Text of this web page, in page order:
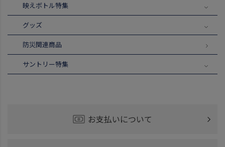
映えボトル特集
グッズ
防災関連商品
サントリー特集
お支払いについて